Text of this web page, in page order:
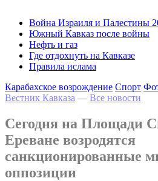
Война Израиля и Палестины
Южный Кавказ после войны
Нефть и газ
Где отдохнуть на Кавказе
Правила ислама
Карабахское возрождение Спорт
Вестник Кавказа — Все новости
Сегодня на Площади
Ереване возродятся
санкционированные
оппозиции